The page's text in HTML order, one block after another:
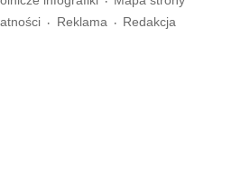
Reklama Redakcja